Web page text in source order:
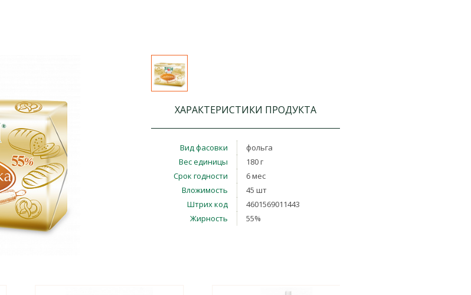
ХАРАКТЕРИСТИКИ ПРОДУКТА
Вид фасовки
фольга
Вес единицы
180 г
Срок годности
6 мес
Вложимость
45 шт
Штрих код
4601569011443
Жирность
55%